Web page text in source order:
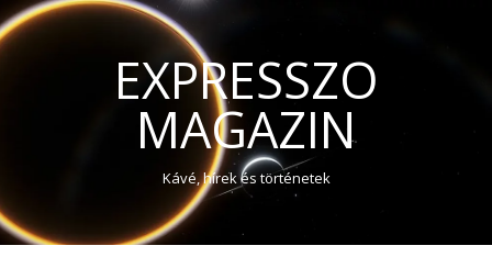
EXPRESSZO
MAGAZIN
Kávé, hírek és történetek